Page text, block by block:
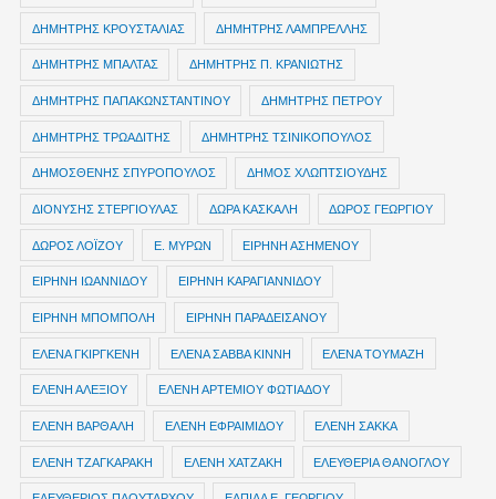
ΔΗΜΗΤΡΗΣ ΚΡΟΥΣΤΑΛΙΑΣ ΔΗΜΗΤΡΗΣ ΛΑΜΠΡΕΛΛΗΣ
ΔΗΜΗΤΡΗΣ ΜΠΑΛΤΑΣ ΔΗΜΗΤΡΗΣ Π. ΚΡΑΝΙΩΤΗΣ
ΔΗΜΗΤΡΗΣ ΠΑΠΑΚΩΝΣΤΑΝΤΙΝΟΥ ΔΗΜΗΤΡΗΣ ΠΕΤΡΟΥ
ΔΗΜΗΤΡΗΣ ΤΡΩΑΔΙΤΗΣ ΔΗΜΗΤΡΗΣ ΤΣΙΝΙΚΟΠΟΥΛΟΣ
ΔΗΜΟΣΘΕΝΗΣ ΣΠΥΡΟΠΟΥΛΟΣ ΔΗΜΟΣ ΧΛΩΠΤΣΙΟΥΔΗΣ
ΔΙΟΝΥΣΗΣ ΣΤΕΡΓΙΟΥΛΑΣ ΔΩΡΑ ΚΑΣΚΑΛΗ ΔΩΡΟΣ ΓΕΩΡΓΙΟΥ
ΔΩΡΟΣ ΛΟΪΖΟΥ Ε. ΜΥΡΩΝ ΕΙΡΗΝΗ ΑΣΗΜΕΝΟΥ
ΕΙΡΗΝΗ ΙΩΑΝΝΙΔΟΥ ΕΙΡΗΝΗ ΚΑΡΑΓΙΑΝΝΙΔΟΥ
ΕΙΡΗΝΗ ΜΠΟΜΠΟΛΗ ΕΙΡΗΝΗ ΠΑΡΑΔΕΙΣΑΝΟΥ
ΕΛΕΝΑ ΓΚΙΡΓΚΕΝΗ ΕΛΕΝΑ ΣΑΒΒΑ ΚΙΝΝΗ ΕΛΕΝΑ ΤΟΥΜΑΖΗ
ΕΛΕΝΗ ΑΛΕΞΙΟΥ ΕΛΕΝΗ ΑΡΤΕΜΙΟΥ ΦΩΤΙΑΔΟΥ
ΕΛΕΝΗ ΒΑΡΘΑΛΗ ΕΛΕΝΗ ΕΦΡΑΙΜΙΔΟΥ ΕΛΕΝΗ ΣΑΚΚΑ
ΕΛΕΝΗ ΤΖΑΓΚΑΡΑΚΗ ΕΛΕΝΗ ΧΑΤΖΑΚΗ ΕΛΕΥΘΕΡΙΑ ΘΑΝΟΓΛΟΥ